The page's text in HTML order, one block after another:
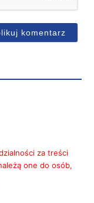
za treści
one do osób,